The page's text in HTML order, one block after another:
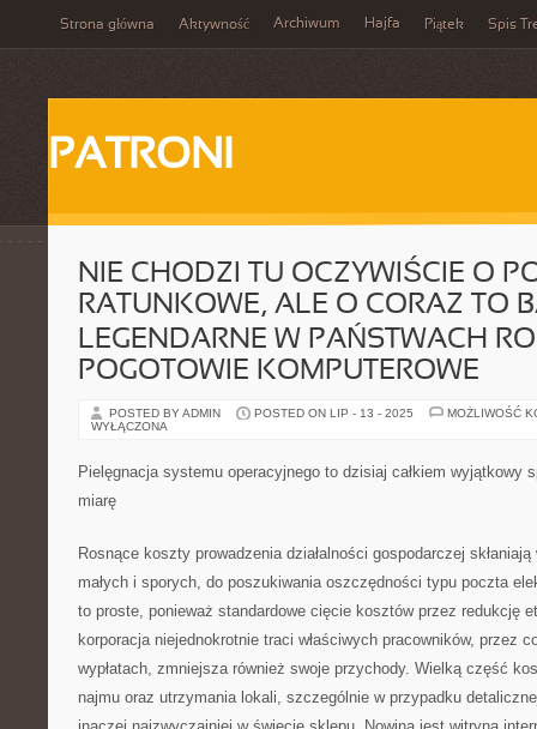
Strona główna Aktywność Archiwum Hajfa Piątek Spis
PATRONI
NIE CHODZI TU OCZYWIŚCIE O
RATUNKOWE, ALE O CORAZ TO
LEGENDARNE W PAŃSTWACH
POGOTOWIE KOMPUTEROWE
POSTED BY ADMIN POSTED ON LIP - 13 - 2025
MOŻLIWOŚĆ
WYŁĄCZONA
Pielęgnacja systemu operacyjnego to dzisiaj całkiem wyjątkowy
miarę
Rosnące koszty prowadzenia działalności gospodarczej
małych i sporych, do poszukiwania oszczędności typu poczta
to proste, ponieważ standardowe cięcie kosztów przez redukcję
korporacja niejednokrotnie traci właściwych pracowników, przez
wypłatach, zmniejsza również swoje przychody. Wielką część
najmu oraz utrzymania lokali, szczególnie w przypadku